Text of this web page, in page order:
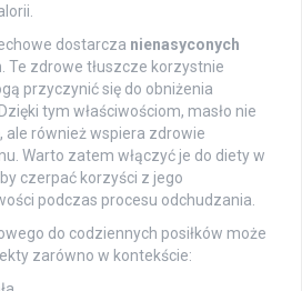
dostarcza nienasyconych
. Te zdrowe tłuszcze korzystnie
przyczynić się do obniżenia
tym właściwościom, masło nie
ale również wspiera zdrowie
Warto zatem włączyć je do diety w
czerpać korzyści z jego
podczas procesu odchudzania.
do codziennych posiłków może
zarówno w kontekście: